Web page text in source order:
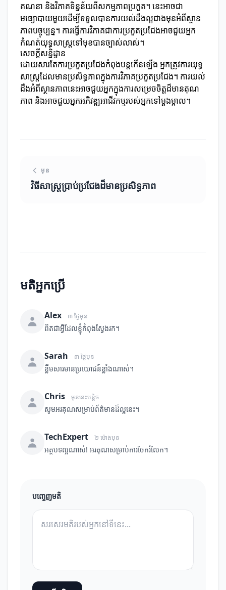
គណនា និងវិភាគទិន្នន័យពីសកម្មភាពប្រកួត។ នេះអាចជា
មធ្យោបាយមួយដើម្បីទទួលបានការយល់ដឹងល្អជាងមុនអំពីស្ថាន
ភាពបច្ចុប្បន្ន។ ការធ្វើការវិភាគជាការប្រកួតប្រជែងអាចជួយអ្នក
កំណត់យុទ្ធសាស្ត្រទៅមុខបានច្បាស់លាស់។
សេចក្ដីសន្និដ្ឋាន
ដោយសារតែការប្រកួតប្រជែងកំពុងបន្តកើនឡើង អ្នកត្រូវការយុទ្ធ
សាស្ត្រដែលមានប្រសិទ្ធភាពក្នុងការវិភាគប្រកួតប្រជែង។ ការយល់
ដឹងអំពីស្ថានភាពនេះអាចជួយអ្នកក្នុងការសម្រេចចិត្តដ៏មានគុណ
ភាព និងអាចជួយអ្នកអភិវឌ្ឍអាជីវកម្មរបស់អ្នកទៅម្ដងម្កាល។
មុន
វិធីសាស្ត្រប្រាប់ប្រជែងដ៏មានប្រសិទ្ធភាព
មតិអ្នកប្រើ
Alex ៣ ថ្ងៃមុន
ពិតជាអ្វីដែលខ្ញុំកំពុងស្វែងរក។
Sarah ៣ ថ្ងៃមុន
ខ្លឹមសារមានប្រយោជន៍ខ្លាំងណាស់។
Chris មុននេះបន្តិច
សូមអរគុណសម្រាប់ព័ត៌មានដ៏ល្អនេះ។
TechExpert ២ ម៉ោងមុន
អត្ថបទល្អណាស់! អរគុណសម្រាប់ការចែករំលែក។
បញ្ចេញមតិ